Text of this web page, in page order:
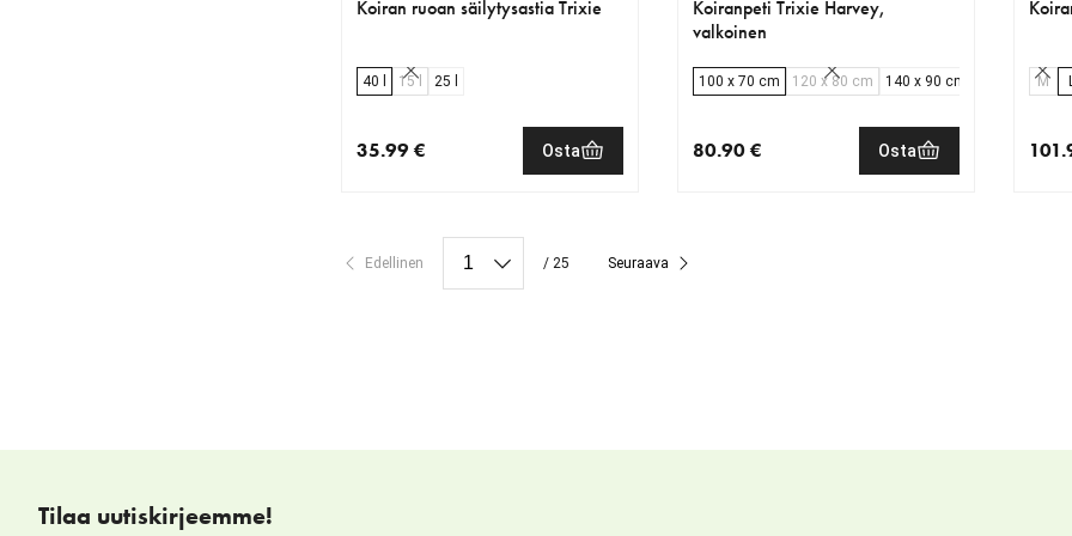
Koiran ruoan säilytysastia Trixie
40 l 15 l 25 l
35.99 € Osta
Koiranpeti Trixie Harvey,
valkoinen
100 x 70 cm 120 x 80 cm 140 x 90 cm
80.90 € Osta
M
Edellinen / 25 Seuraava
Tilaa uutiskirjeemme!